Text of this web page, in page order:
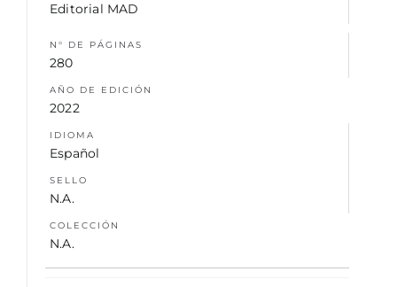
Editorial MAD
N° DE PÁGINAS
280
AÑO DE EDICIÓN
2022
IDIOMA
Español
SELLO
N.A.
COLECCIÓN
N.A.